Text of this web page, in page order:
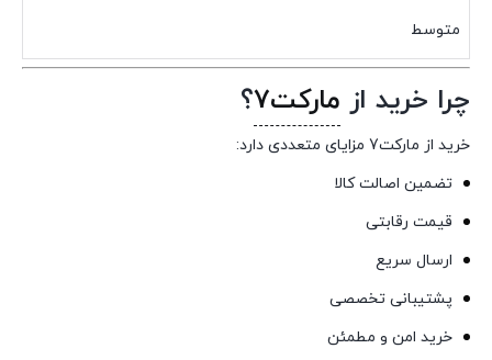
متوسط
چرا خرید از مارکت7 ؟
خرید از مارکت7 مزایای متعددی دارد:
تضمین اصالت کالا
قیمت رقابتی
ارسال سریع
پشتیبانی تخصصی
خرید امن و مطمئن